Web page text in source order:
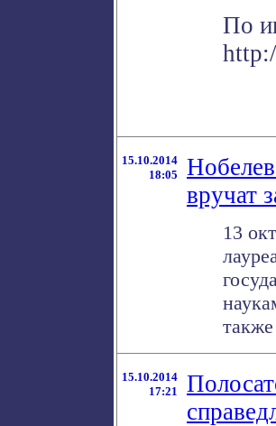
По
15.10.2014
18:05
вручат
13
15.10.2014
17:21